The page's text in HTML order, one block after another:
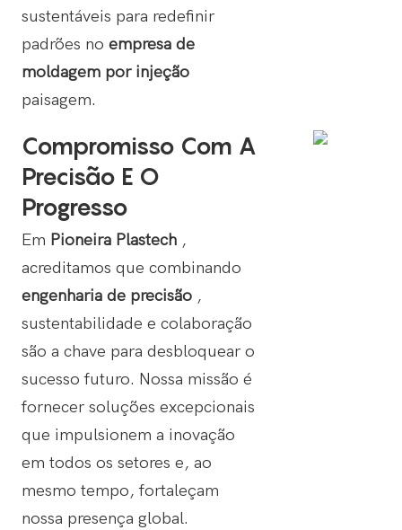
sustentáveis ​​para redefinir
padrões no empresa de
moldagem por injeção
paisagem.
Compromisso Com A
Precisão E O
Progresso
Em Pioneira Plastech ,
acreditamos que combinando
engenharia de precisão ,
sustentabilidade e colaboração
são a chave para desbloquear o
sucesso futuro. Nossa missão é
fornecer soluções excepcionais
que impulsionem a inovação
em todos os setores e, ao
mesmo tempo, fortaleçam
nossa presença global.